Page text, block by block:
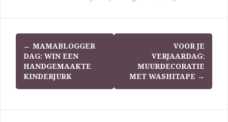
← MAMABLOGGER
DAG: WIN EEN
HANDGEMAAKTE
KINDERJURK
VOOR JE
VERJAARDAG:
MUURDECORATIE
MET WASHITAPE →